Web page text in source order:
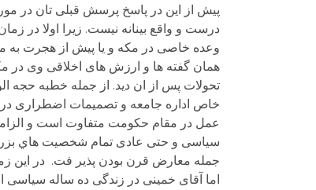
پیش از این در پاسخ پرسش قبلی تان در
درست و واقع بینانه نیست. زیرا اولا در
وعده خاصی در مکه و یا پیش از هجرت به
همان گفته ها و ارزش های اخلاقی وی در
تحولات پس از ان دید. از جمله خطبه حجه
خاص اداره جامعه و تصميمات اضطراری
عمل در مقام حکومت متفاوت است و
سیاسی و حتی عادی تمام شخصیت هاي بزرگ
جمله معارض قرن بودن پذیر فت. در این
اما آقای خمينی در زندگی ده ساله